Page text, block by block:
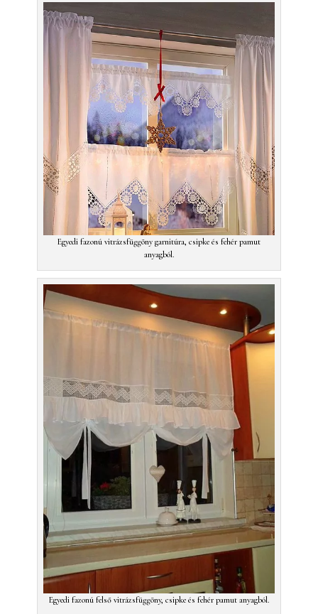
Egyedi fazonú vitrázsfüggöny garnitúra, csipke és fehér pamut
anyagból.
Egyedi fazonú felső vitrázsfüggöny, csipke és fehér pamut anyagból.